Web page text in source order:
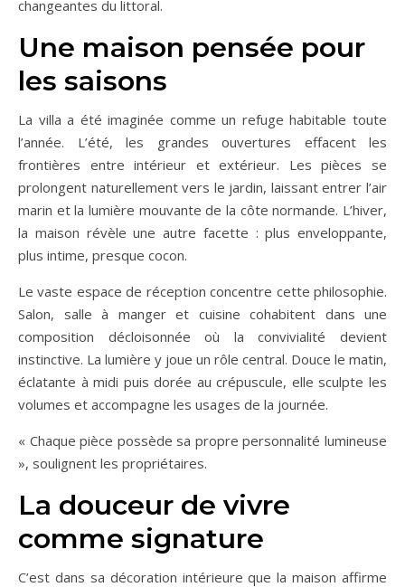
changeantes du littoral.
Une maison pensée pour
les saisons
La villa a été imaginée comme un refuge habitable toute
l’année. L’été, les grandes ouvertures effacent les
frontières entre intérieur et extérieur. Les pièces se
prolongent naturellement vers le jardin, laissant entrer l’air
marin et la lumière mouvante de la côte normande. L’hiver,
la maison révèle une autre facette : plus enveloppante,
plus intime, presque cocon.
Le vaste espace de réception concentre cette philosophie.
Salon, salle à manger et cuisine cohabitent dans une
composition décloisonnée où la convivialité devient
instinctive. La lumière y joue un rôle central. Douce le matin,
éclatante à midi puis dorée au crépuscule, elle sculpte les
volumes et accompagne les usages de la journée.
« Chaque pièce possède sa propre personnalité lumineuse
», soulignent les propriétaires.
La douceur de vivre
comme signature
C’est dans sa décoration intérieure que la maison affirme